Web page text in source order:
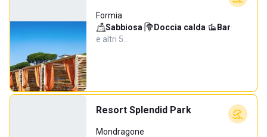
Formia
Sabbiosa· Doccia calda· Bar·
e altri 5…
Resort Splendid Park
Mondragone